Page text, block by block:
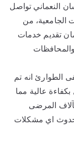
النعماني تواصل
الجامعية، من
تقديم خدمات
الطوارئ انه تم
عالية مما
المرضى
اي مشكلات